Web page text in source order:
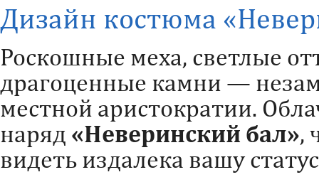
Дизайн костюма
Роскошные меха, светлые
драгоценные камни —
местной аристократии.
наряд «Неверинский бал»,
видеть издалека вашу